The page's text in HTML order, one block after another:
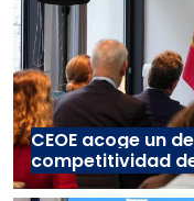
CEOE acoge un
competitividad